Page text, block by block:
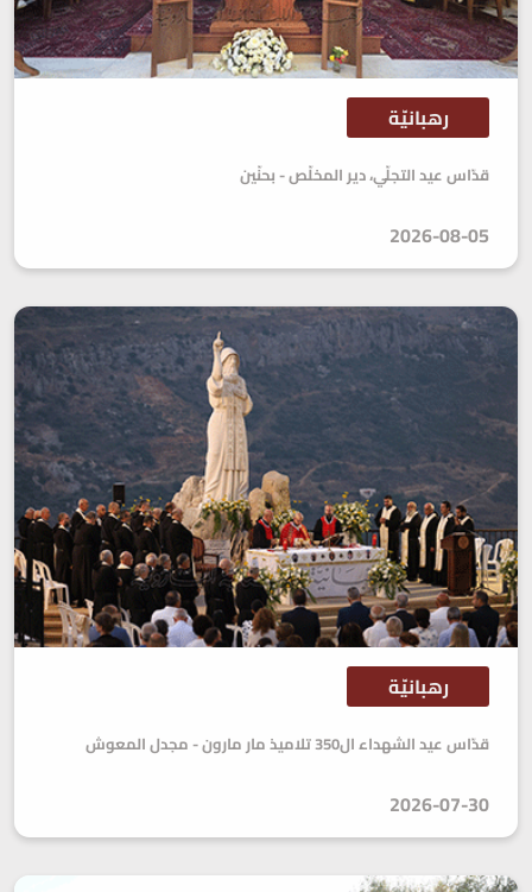
رهبانيّة
قدّاس عيد التجلّي، دير المخلّص - بحنّين
2026-08-05
رهبانيّة
قدّاس عيد الشهداء ال350 تلاميذ مار مارون - مجدل المعوش
2026-07-30